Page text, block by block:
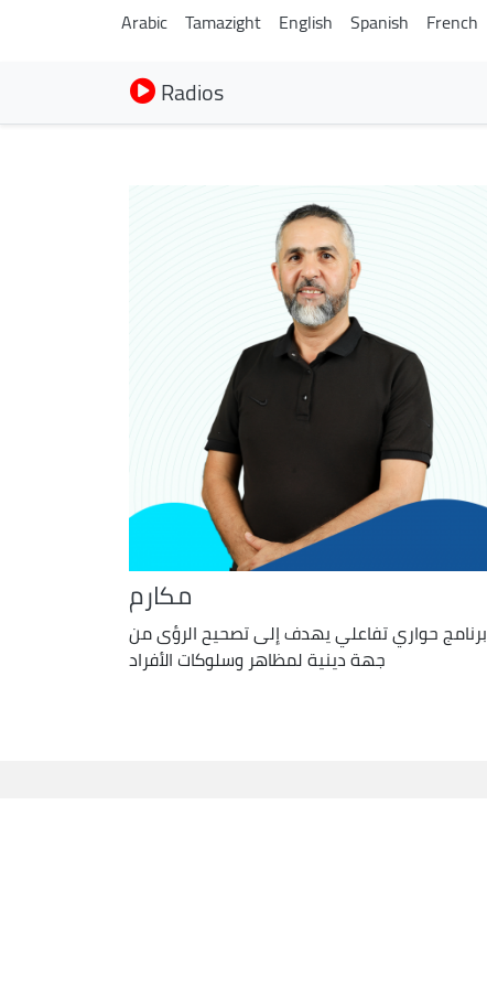
Arabic Tamazight English Spanish French
Radios
مكارم
برنامج حواري تفاعلي يهدف إلى تصحيح الرؤى من
جهة دينية لمظاهر وسلوكات الأفراد